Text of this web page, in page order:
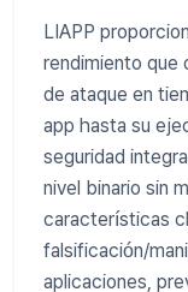
LIAPP
rendimiento que
de ataque en
app hasta su
seguridad
nivel binario sin
características
falsificación/
aplicaciones,